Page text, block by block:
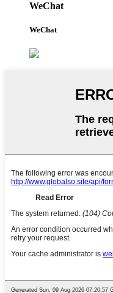
WeChat
WeChat